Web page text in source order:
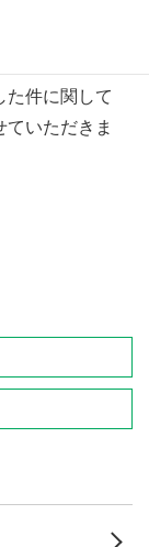
件に関して
いただきま